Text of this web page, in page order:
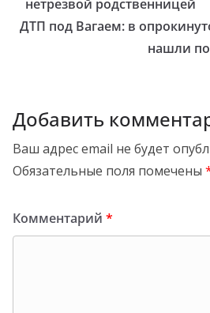
нетрезвой родственницей
ДТП под Вагаем: в
нашли
Добавить
Ваш адрес email не будет
Обязательные поля помечены
Комментарий *